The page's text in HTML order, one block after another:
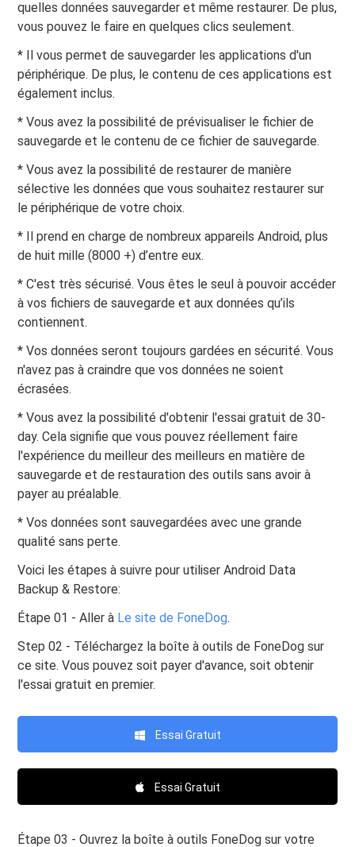
quelles données sauvegarder et même restaurer. De plus,
vous pouvez le faire en quelques clics seulement.
* Il vous permet de sauvegarder les applications d'un
périphérique. De plus, le contenu de ces applications est
également inclus.
* Vous avez la possibilité de prévisualiser le fichier de
sauvegarde et le contenu de ce fichier de sauvegarde.
* Vous avez la possibilité de restaurer de manière
sélective les données que vous souhaitez restaurer sur
le périphérique de votre choix.
* Il prend en charge de nombreux appareils Android, plus
de huit mille (8000 +) d’entre eux.
* C'est très sécurisé. Vous êtes le seul à pouvoir accéder
à vos fichiers de sauvegarde et aux données qu’ils
contiennent.
* Vos données seront toujours gardées en sécurité. Vous
n'avez pas à craindre que vos données ne soient
écrasées.
* Vous avez la possibilité d'obtenir l'essai gratuit de 30-
day. Cela signifie que vous pouvez réellement faire
l'expérience du meilleur des meilleurs en matière de
sauvegarde et de restauration des outils sans avoir à
payer au préalable.
* Vos données sont sauvegardées avec une grande
qualité sans perte.
Voici les étapes à suivre pour utiliser Android Data
Backup & Restore:
Étape 01 - Aller à Le site de FoneDog.
Step 02 - Téléchargez la boîte à outils de FoneDog sur
ce site. Vous pouvez soit payer d'avance, soit obtenir
l'essai gratuit en premier.
Essai Gratuit
Essai Gratuit
Étape 03 - Ouvrez la boîte à outils FoneDog sur votre